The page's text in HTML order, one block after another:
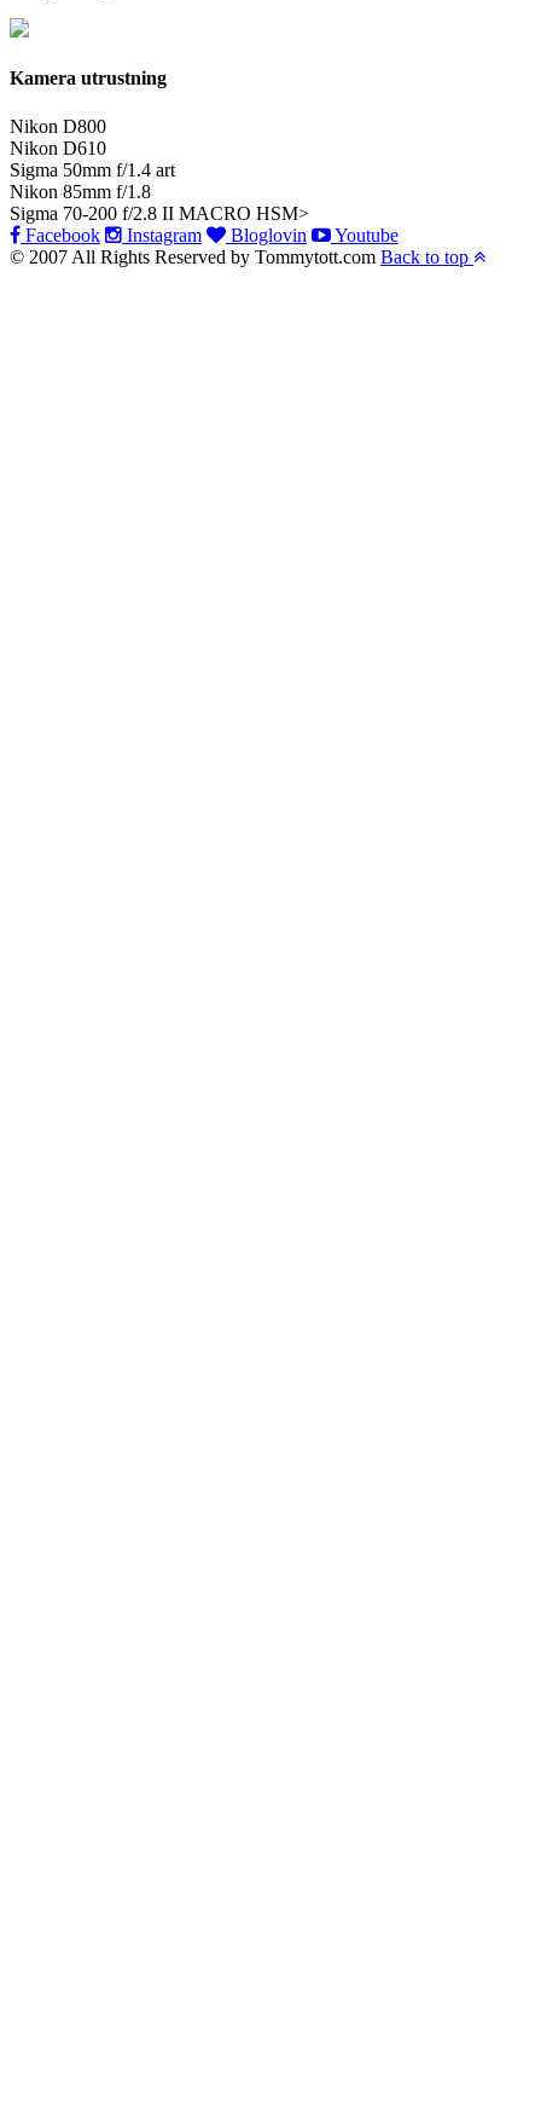
Kamera utrustning
Nikon D800
Nikon D610
Sigma 50mm f/1.4 art
Nikon 85mm f/1.8
Sigma 70-200 f/2.8 II MACRO HSM>
Facebook
Instagram Bloglovin
Youtube
© 2007 All Rights Reserved by Tommytott.com Back to top